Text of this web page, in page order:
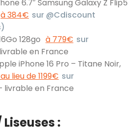
6.7″ Samsung Galaxy Z Flip5
à 384€ sur @Cdiscount
128go à 779€ sur
en France
iPhone 16 Pro – Titane Noir,
lieu de 1199€ sur
livrable en France
: